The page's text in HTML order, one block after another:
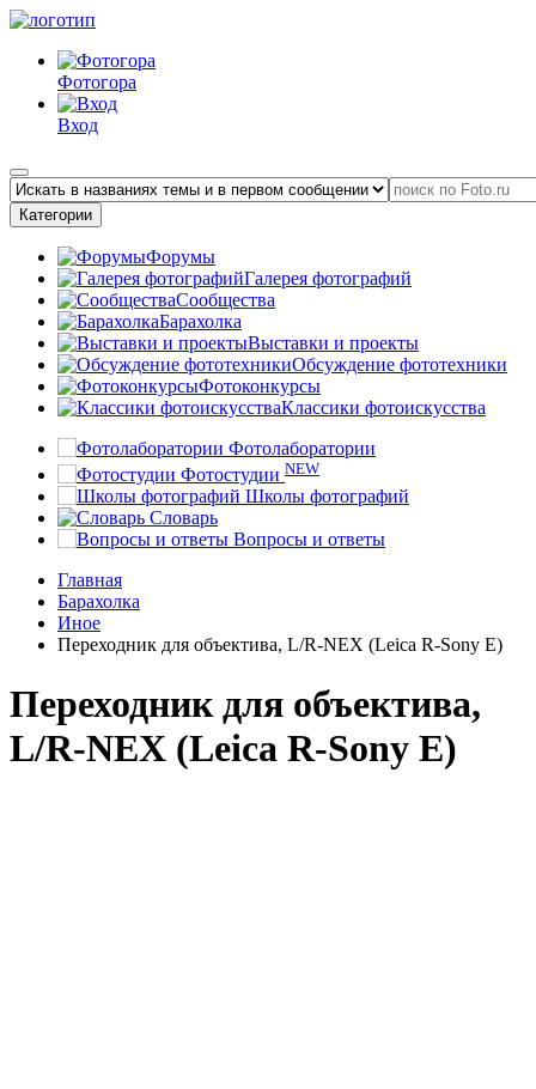
Фотогора
Вход
Категории
Форумы
Галерея фотографий
Сообщества
Барахолка
Выставки и проекты
Обсуждение фототехники
Фотоконкурсы
Классики фотоискусства
Фотолаборатории
Фотостудии NEW
Школы фотографий
Словарь
Вопросы и ответы
Главная
Барахолка
Иное
Переходник для объектива, L/R-NEX (Leica R-Sony E)
Переходник для объектива,
L/R-NEX (Leica R-Sony E)